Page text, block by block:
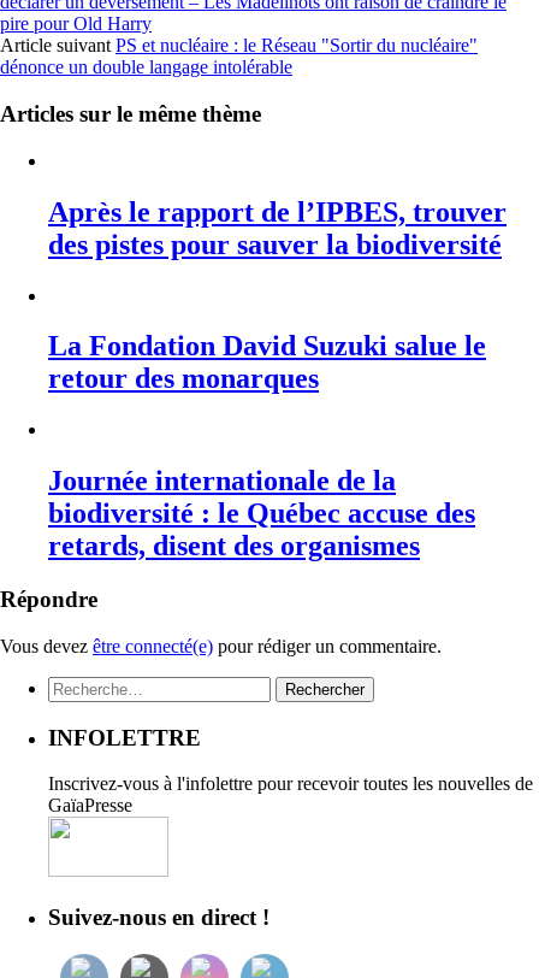
pire pour Old Harry
Article suivant PS et nucléaire : le Réseau "Sortir du nucléaire"
dénonce un double langage intolérable
Articles sur le même thème
Après le rapport de l’IPBES, trouver
des pistes pour sauver la biodiversité
La Fondation David Suzuki salue le
retour des monarques
Journée internationale de la
biodiversité : le Québec accuse des
retards, disent des organismes
Répondre
Vous devez être connecté(e) pour rédiger un commentaire.
Rechercher :
INFOLETTRE
Inscrivez-vous à l'infolettre pour recevoir toutes les nouvelles de
GaïaPresse
Suivez-nous en direct !